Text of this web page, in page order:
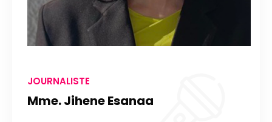
JOURNALISTE
Mme. Jihene Esanaa